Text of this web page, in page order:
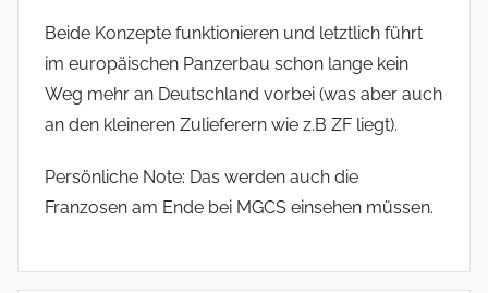
Beide Konzepte funktionieren und letztlich führt
im europäischen Panzerbau schon lange kein
Weg mehr an Deutschland vorbei (was aber auch
an den kleineren Zulieferern wie z.B ZF liegt).
Persönliche Note: Das werden auch die
Franzosen am Ende bei MGCS einsehen müssen.